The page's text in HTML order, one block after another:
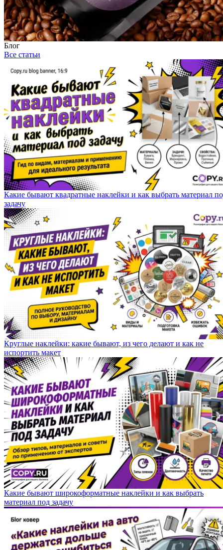
Блог
Все статьи
Какие бывают квадратные наклейки и как выбрать материал
задачу
Круглые наклейки: какие бывают, из чего делают и как не
испортить макет
Какие бывают широкоформатные наклейки и как выбрать
материал под задачу